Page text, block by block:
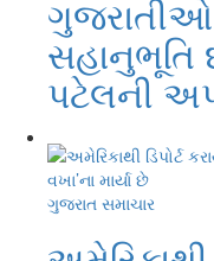
ગુજરાતીઓ
સહાનુભૂતિ
પટેલની
ગુજરાત સમાચાર